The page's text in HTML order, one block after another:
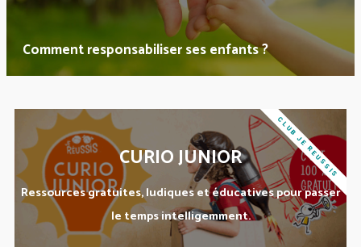
Comment responsabiliser ses enfants ?
CURIO JUNIOR
Ressources gratuites, ludiques et éducatives pour passer
le temps intelligemment.
CLUB JE REUSSIS